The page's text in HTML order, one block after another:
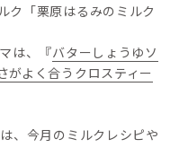
ク「栗原はるみのミルク
は、『バターしょうゆソ
がよく合うクロスティー
、今月のミルクレシピや